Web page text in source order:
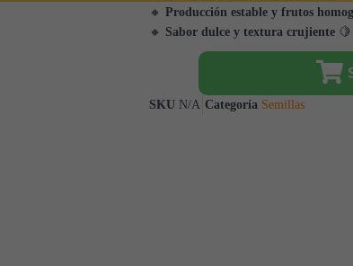
🔸 Producción estable y frutos
🔸 Sabor dulce y textura crujiente 🍋
SKU N/A Categoría Semillas